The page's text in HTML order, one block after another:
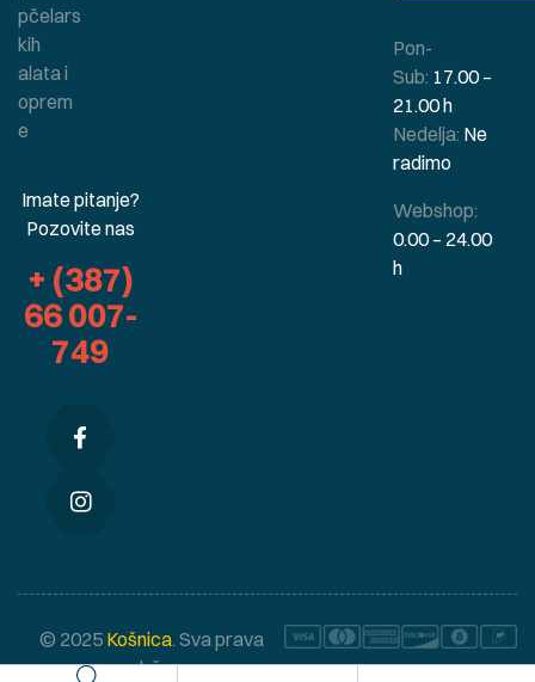
pčelars
kih
alata i
oprem
e
Imate pitanje?
Pozovite nas
+ (387)
66 007-
749
Pon-
Sub: 17.00 –
21.00 h
Nedelja: Ne
radimo
Webshop:
0.00 – 24.00
h
© 2025Košnica. Sva prava
zadržana